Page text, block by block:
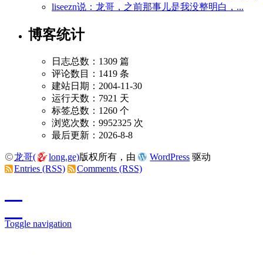
liseezn说：龙哥，之前那事儿是我没整明白，...
博客统计
日志总数：1309 篇
评论数目：1419 条
建站日期：2004-11-30
运行天数：7921 天
标签总数：1260 个
浏览次数：9952325 次
最后更新：2026-8-8
龙哥( long.ge)版权所有，由 WordPress 驱动
Entries (RSS)
Comments (RSS)
Toggle navigation